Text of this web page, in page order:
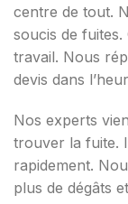
centre de tout.
soucis de
travail. Nous
devis dans
Nos experts
trouver la fuite.
rapidement.
plus de dégâts